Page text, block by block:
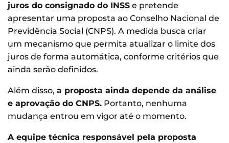
juros do consignado do INSS e pretende
apresentar uma proposta ao Conselho Nacional de
Previdência Social (CNPS). A medida busca criar
um mecanismo que permita atualizar o limite dos
juros de forma automática, conforme critérios que
ainda serão definidos.
Além disso, a proposta ainda depende da análise
e aprovação do CNPS. Portanto, nenhuma
mudança entrou em vigor até o momento.
A equipe técnica responsável pela proposta